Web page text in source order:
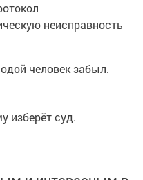
неисправность
человек забыл.
изберёт суд.